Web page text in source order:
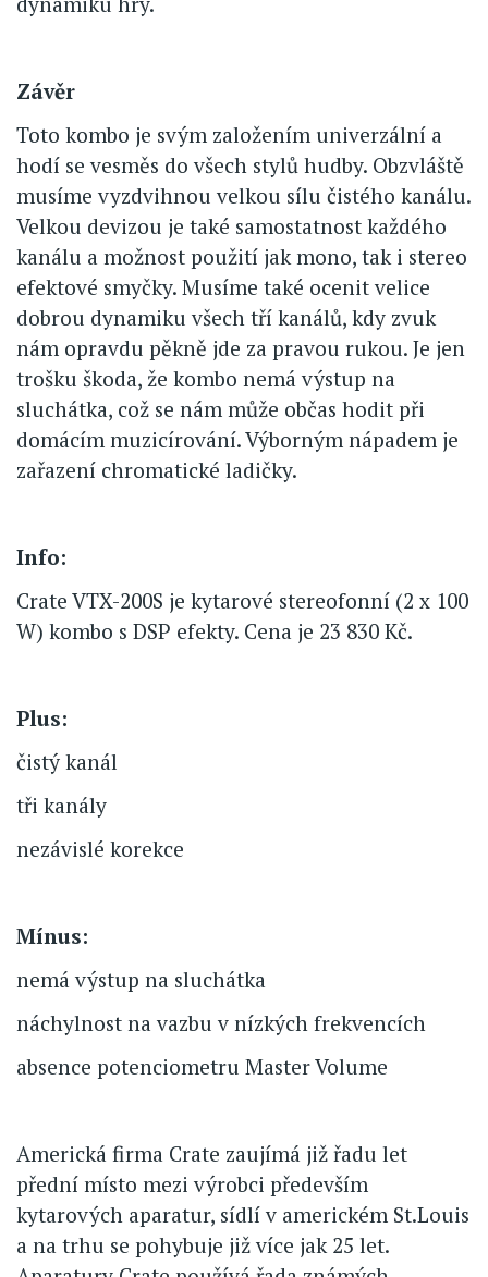
Závěr
Toto kombo je svým založením univerzální a
hodí se vesměs do všech stylů hudby. Obzvláště
musíme vyzdvihnou velkou sílu čistého kanálu.
Velkou devizou je také samostatnost každého
kanálu a možnost použití jak mono, tak i stereo
efektové smyčky. Musíme také ocenit velice
dobrou dynamiku všech tří kanálů, kdy zvuk
nám opravdu pěkně jde za pravou rukou. Je jen
trošku škoda, že kombo nemá výstup na
sluchátka, což se nám může občas hodit při
domácím muzicírování. Výborným nápadem je
zařazení chromatické ladičky.
Info:
Crate VTX-200S je kytarové stereofonní (2 x 100
W) kombo s DSP efekty. Cena je 23 830 Kč.
Plus:
čistý kanál
tři kanály
nezávislé korekce
Mínus:
nemá výstup na sluchátka
náchylnost na vazbu v nízkých frekvencích
absence potenciometru Master Volume
Americká firma Crate zaujímá již řadu let
přední místo mezi výrobci především
kytarových aparatur, sídlí v americkém St.Louis
a na trhu se pohybuje již více jak 25 let.